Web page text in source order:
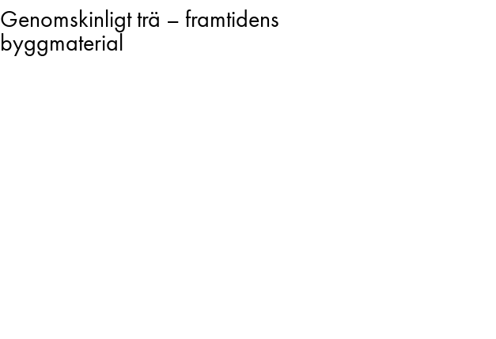
Genomskinligt trä – framtidens
byggmaterial